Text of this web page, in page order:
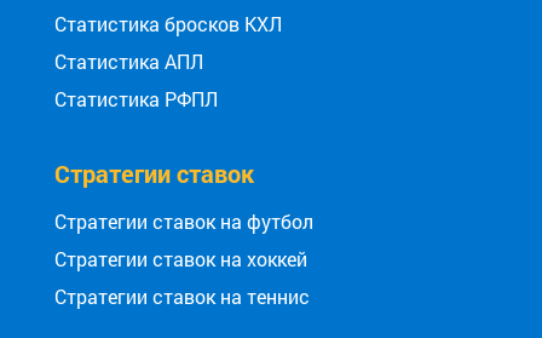
Статистика бросков КХЛ
Статистика АПЛ
Статистика РФПЛ
Стратегии ставок
Стратегии ставок на футбол
Стратегии ставок на хоккей
Стратегии ставок на теннис